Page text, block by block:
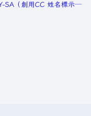
SA（創用CC 姓名標示─